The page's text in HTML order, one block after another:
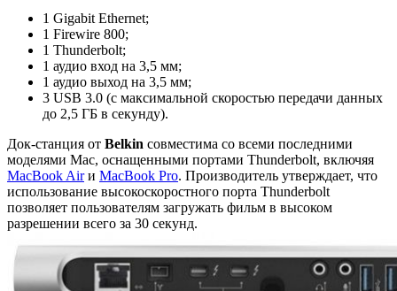
1 Gigabit Ethernet;
1 Firewire 800;
1 Thunderbolt;
1 аудио вход на 3,5 мм;
1 аудио выход на 3,5 мм;
3 USB 3.0 (с максимальной скоростью передачи данных
до 2,5 ГБ в секунду).
Док-станция от Belkin совместима со всеми последними
моделями Mac, оснащенными портами Thunderbolt, включяя
MacBook Airи MacBook Pro. Производитель утверждает, что
использование высокоскоростного порта Thunderbolt
позволяет пользователям загружать фильм в высоком
разрешении всего за 30 секунд.